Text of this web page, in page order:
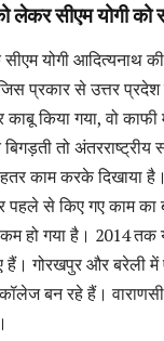
लेकर सीएम योगी को
सीएम योगी आदित्यनाथ
प्रकार से उत्तर
किया गया, वो काफी
तो अंतरराष्ट्रीय
काम करके दिखाया
पहले से किए गए काम का
कम हो गया है। 2014
गोरखपुर और बरेली में
बन रहे हैं।